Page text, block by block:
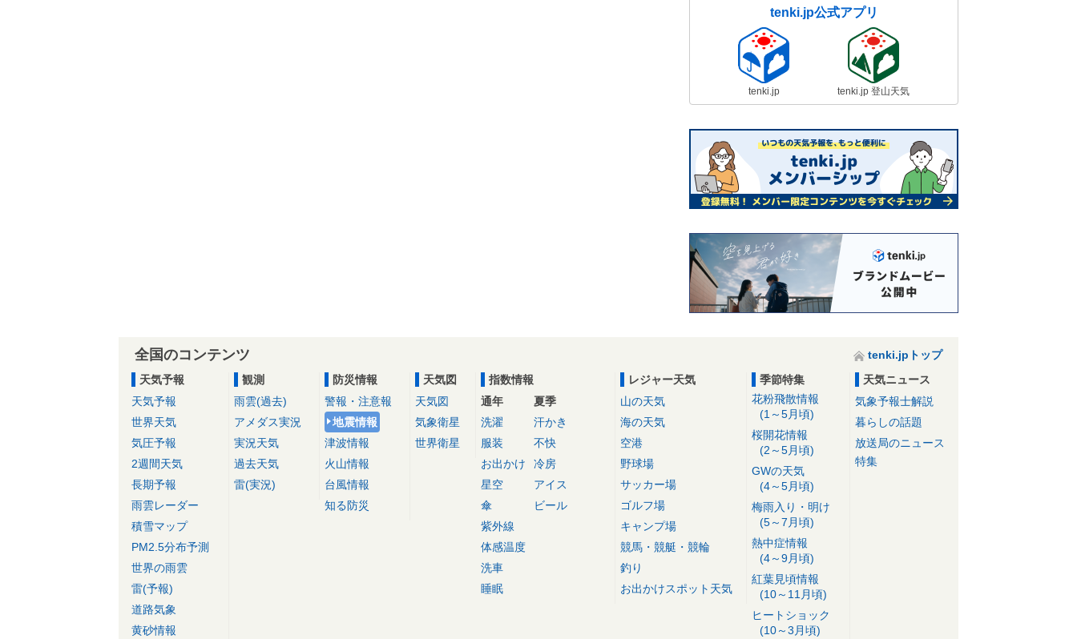
tenki.jp公式アプリ
tenki.jp tenki.jp 登山天気
全国のコンテンツ
tenki.jpトップ
天気予報
天気予報
世界天気
気圧予報
2週間天気
長期予報
雨雲レーダー
積雪マップ
PM2.5分布予測
世界の雨雲
雷(予報)
道路気象
黄砂情報
観測
雨雲(過去)
アメダス実況
実況天気
過去天気
雷(実況)
防災情報
警報・注意報
地震情報
津波情報
火山情報
台風情報
知る防災
天気図
天気図
気象衛星
世界衛星
指数情報
通年
洗濯
服装
お出かけ
星空
傘
紫外線
体感温度
洗車
睡眠
夏季
汗かき
不快
冷房
アイス
ビール
レジャー天気
山の天気
海の天気
空港
野球場
サッカー場
ゴルフ場
キャンプ場
競馬・競艇・競輪
釣り
お出かけスポット天気
季節特集
花粉飛散情報
(1～5月頃)
桜開花情報
(2～5月頃)
GWの天気
(4～5月頃)
梅雨入り・明け
(5～7月頃)
熱中症情報
(4～9月頃)
紅葉見頃情報
(10～11月頃)
ヒートショック
(10～3月頃)
天気ニュース
気象予報士解説
暮らしの話題
放送局のニュース
特集